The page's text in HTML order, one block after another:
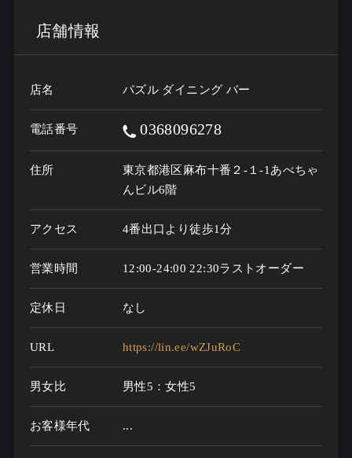
店舗情報
店名 パズル ダイニング バー
電話番号 0368096278
住所
東京都港区麻布十番２-１-1あべちゃ
んビル6階
アクセス 4番出口より徒歩1分
営業時間 12:00-24:00 22:30ラストオーダー
定休日 なし
URL https://lin.ee/wZJuRoC
男女比 男性5：女性5
お客様年代 ...